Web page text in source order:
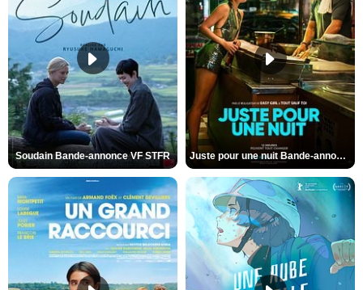
Soudain Bande-annonce VF STFR Juste pour une nuit Bande-annonce VO STFR